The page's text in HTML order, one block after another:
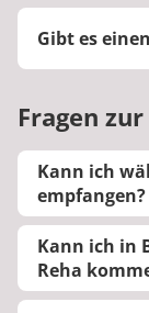
Nein,
Gibt es
Fragen
Kann ich
empfangen?
Ja, Sie
empfangen.
Kann ich in
Reha
Als